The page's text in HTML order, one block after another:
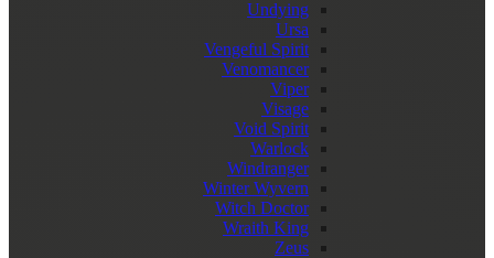
Undying
Ursa
Vengeful Spirit
Venomancer
Viper
Visage
Void Spirit
Warlock
Windranger
Winter Wyvern
Witch Doctor
Wraith King
Zeus